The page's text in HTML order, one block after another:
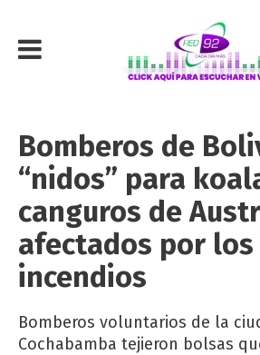
Bomberos de
“nidos” para
canguros de
afectados por los
incendios
Bomberos voluntarios de la
Cochabamba tejieron bolsas